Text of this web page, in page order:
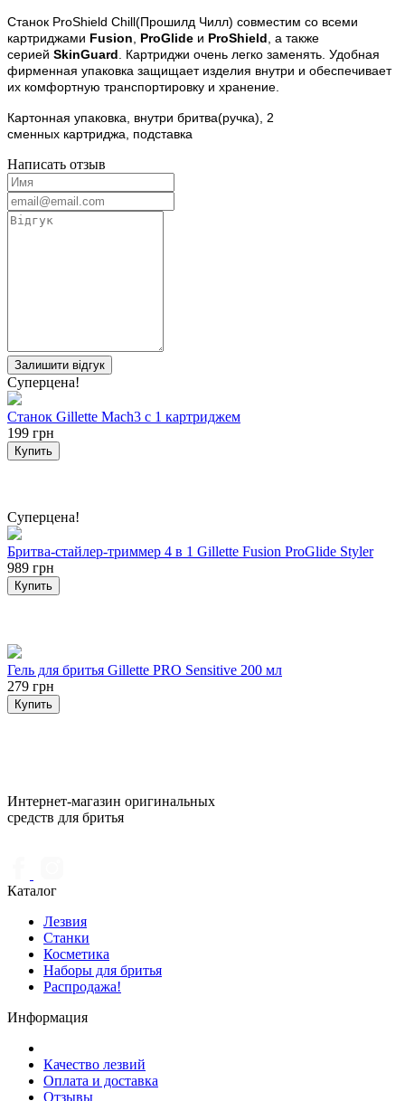
Станок ProShield Chill(Прошилд Чилл) совместим со всеми
картриджами Fusion ProGlide и ProShield , а также
серией SkinGuard . Картриджи очень легко заменять. Удобная
фирменная упаковка защищает изделия внутри и обеспечивает
их комфортную транспортировку и хранение.
Картонная упаковка, внутри бритва(ручка), 2
сменных картриджа, подставка
Написать отзыв
Залишити відгук
Суперцена!
Станок Gillette Mach3 с 1 картриджем
199 грн
Купить
Суперцена!
Бритва-стайлер-триммер 4 в 1 Gillette Fusion ProGlide Styler
989 грн
Купить
Гель для бритья Gillette PRO Sensitive 200 мл
279 грн
Купить
Интернет-магазин оригинальных
средств для бритья
Каталог
Лезвия
Станки
Косметика
Наборы для бритья
Распродажа!
Информация
Качество лезвий
Оплата и доставка
Отзывы